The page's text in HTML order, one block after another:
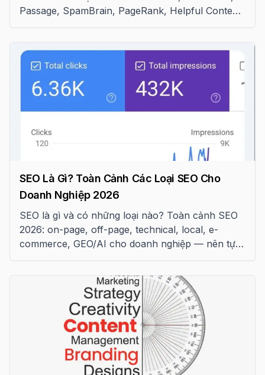
Passage, SpamBrain, PageRank, Helpful Content
SEO Là Gì? Toàn Cảnh Các Loại SEO Cho
Doanh Nghiệp 2026
SEO là gì và có những loại nào? Toàn cảnh SEO
2026: on-page, off-page, technical, local, e-
commerce, GEO/AI cho doanh nghiệp — nên tự